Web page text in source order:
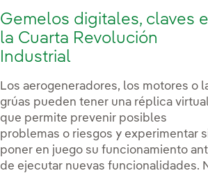
Gemelos digitales, claves
la Cuarta Revolución
Industrial
Los aerogeneradores, los motores o
grúas pueden tener una réplica
que permite prevenir posibles
problemas o riesgos y experimentar
poner en juego su funcionamiento
de ejecutar nuevas funcionalidades.